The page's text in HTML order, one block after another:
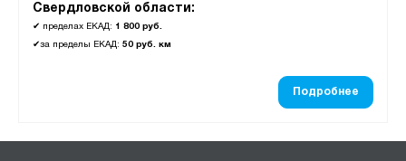
Свердловской области:
✔ пределах ЕКАД: 1 800 руб.
✔за пределы ЕКАД: 50 руб. км
Подробнее